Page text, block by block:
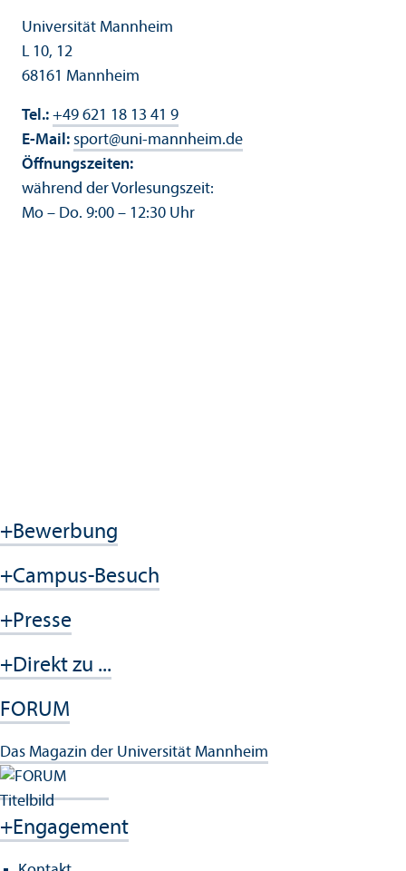
Universität Mannheim
L 10, 12
68161 Mannheim
Tel.: +49 621 18 13 41 9
E-Mail: sport@uni-mannheim.de
Öffnungs­zeiten:
während der Vorlesungs­zeit:
Mo – Do. 9:00 – 12:30 Uhr
+Bewerbung
+Campus-Besuch
+Presse
+Direkt zu ...
FORUM
Das Magazin der Universität Mannheim
+Engagement